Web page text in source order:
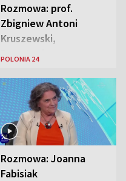
Rozmowa: prof.
Zbigniew Antoni
Kruszewski,
Powstaniec
Zaryan, piosenkarka
POLONIA 24
Rozmowa: Joanna
Fabisiak